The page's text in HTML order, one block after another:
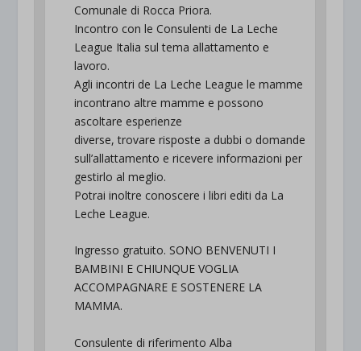
Comunale di Rocca Priora.
Incontro con le Consulenti de La Leche
League Italia sul tema allattamento e
lavoro.
Agli incontri de La Leche League le mamme
incontrano altre mamme e possono
ascoltare esperienze
diverse, trovare risposte a dubbi o domande
sull’allattamento e ricevere informazioni per
gestirlo al meglio.
Potrai inoltre conoscere i libri editi da La
Leche League.
Ingresso gratuito. SONO BENVENUTI I
BAMBINI E CHIUNQUE VOGLIA
ACCOMPAGNARE E SOSTENERE LA
MAMMA.
Consulente di riferimento Alba